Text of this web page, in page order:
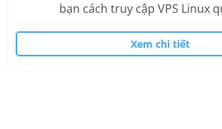
bạn cách truy cập VPS Linux
Xem chi tiết